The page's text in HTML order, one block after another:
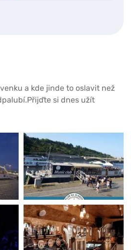
a kde jinde to oslavit než
si dnes užít